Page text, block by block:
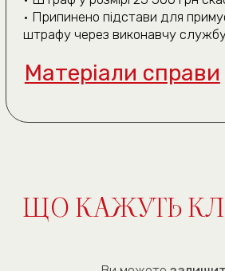
пн. — пт. 10:00—19:00
офіс 1
Графік роботи